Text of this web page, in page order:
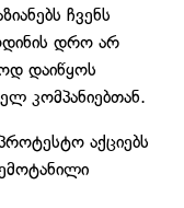
ჩვენს
დრო არ
დაიწყოს
კომპანიებთან.
აქციებს